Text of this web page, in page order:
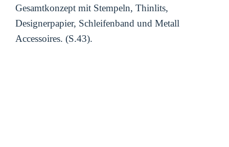
Gesamtkonzept mit Stempeln, Thinlits,
Designerpapier, Schleifenband und Metall
Accessoires. (S.43).